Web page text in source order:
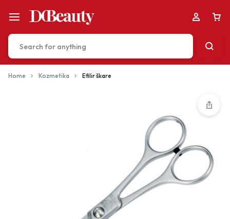
Don't miss out on great deals! Start shopping or
Sign in to view products added.
Shop What's New
Sign in
Home Kozmetika Efilir škare